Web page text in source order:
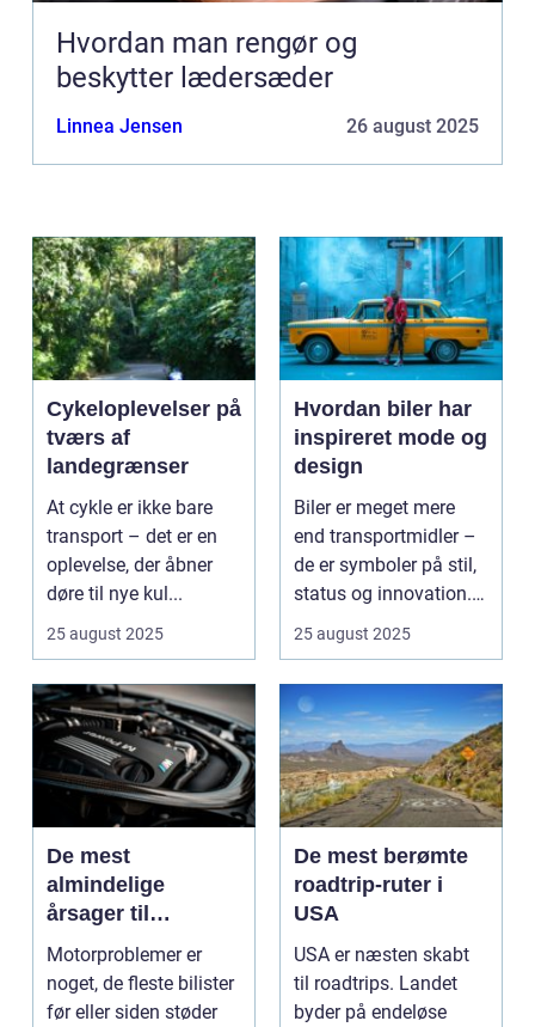
Hvordan man rengør og
beskytter lædersæder
Linnea Jensen 26 august 2025
Cykeloplevelser på
tværs af
landegrænser
At cykle er ikke bare
transport – det er en
oplevelse, der åbner
døre til nye kul...
25 august 2025
Hvordan biler har
inspireret mode og
design
Biler er meget mere
end transportmidler –
de er symboler på stil,
status og innovation.
...
25 august 2025
De mest
almindelige
årsager til
motorproblemer
Motorproblemer er
noget, de fleste bilister
før eller siden støder
De mest berømte
roadtrip-ruter i
USA
USA er næsten skabt
til roadtrips. Landet
byder på endeløse